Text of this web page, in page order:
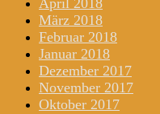
April 2018
März 2018
Februar 2018
Januar 2018
Dezember 2017
November 2017
Oktober 2017